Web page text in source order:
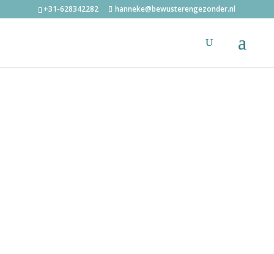
+31-628342282 hanneke@bewusterengezonder.nl